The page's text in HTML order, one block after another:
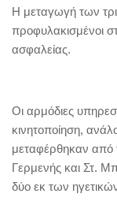
Η μεταγωγή των
προφυλακισμένοι
ασφαλείας.
Οι αρμόδιες
κινητοποίηση,
μεταφέρθηκαν από
Γερμενής και Στ.
δύο εκ των